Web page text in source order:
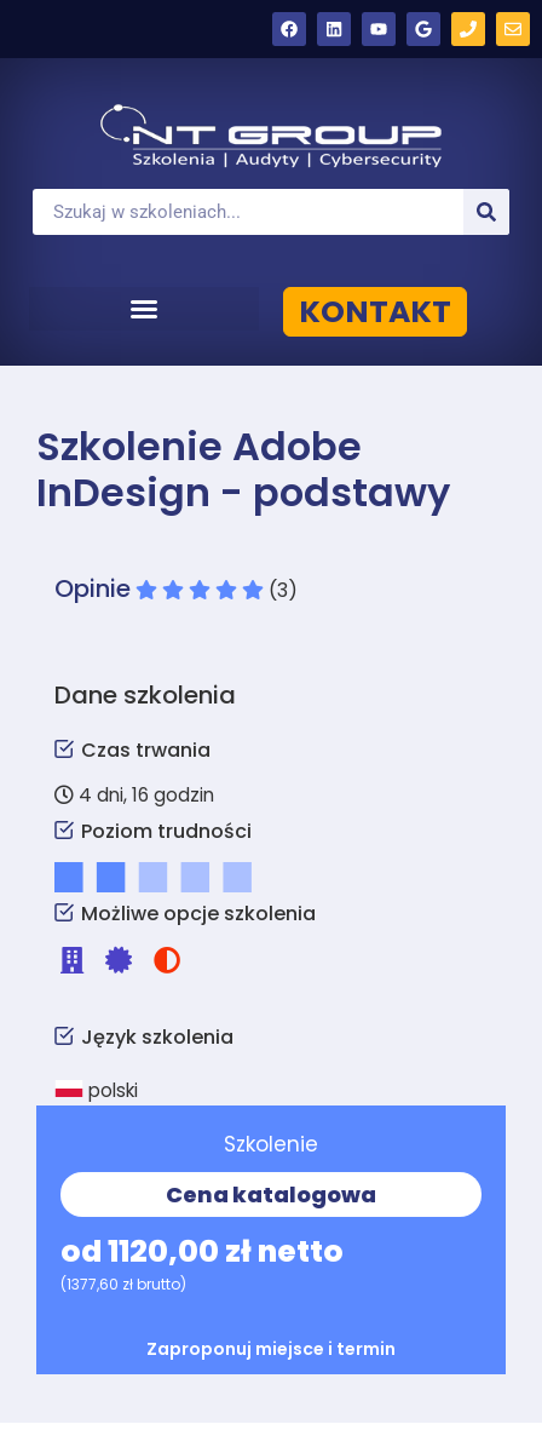
KONTAKT
Szkolenie Adobe
InDesign - podstawy
Opinie (3)
Dane szkolenia
Czas trwania
4 dni, 16 godzin
Poziom trudności
Możliwe opcje szkolenia
Język szkolenia
polski
Szkolenie
Cena katalogowa
od 1120,00 zł netto
(1377,60 zł brutto)
Zaproponuj miejsce i termin